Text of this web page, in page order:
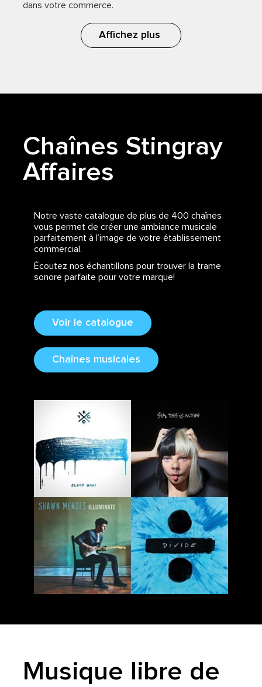
dans votre commerce.
Affichez plus
Chaînes Stingray
Affaires
Notre vaste catalogue de plus de 400 chaînes
vous permet de créer une ambiance musicale
parfaitement à l’image de votre établissement
commercial.
Écoutez nos échantillons pour trouver la trame
sonore parfaite pour votre marque!
Voir le catalogue
Chaînes musicales
Musique libre de